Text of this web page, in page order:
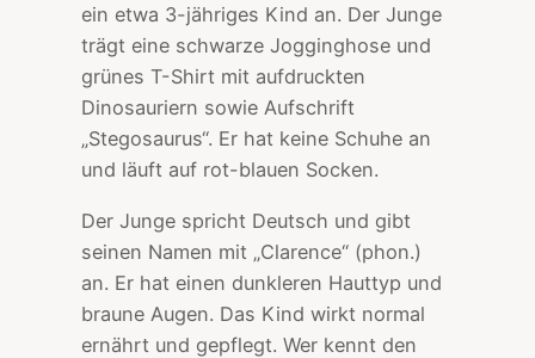
ein etwa 3-jähriges Kind an. Der Junge
trägt eine schwarze Jogginghose und
grünes T-Shirt mit aufdruckten
Dinosauriern sowie Aufschrift
„Stegosaurus“. Er hat keine Schuhe an
und läuft auf rot-blauen Socken.
Der Junge spricht Deutsch und gibt
seinen Namen mit „Clarence“ (phon.)
an. Er hat einen dunkleren Hauttyp und
braune Augen. Das Kind wirkt normal
ernährt und gepflegt. Wer kennt den